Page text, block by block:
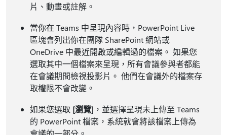
片、動畫或註解。
當你在 Teams 中呈現內容時，PowerPoint Live
區塊會列出你在團隊 SharePoint 網站或
OneDrive 中最近開啟或編輯過的檔案。 如果您
選取其中一個檔案來呈現，所有會議參與者都能
在會議期間檢視投影片。 他們在會議外的檔案存
取權限不會改變。
如果您選取 [瀏覽] ，並選擇呈現未上傳至 Teams
的 PowerPoint 檔案，系統就會將該檔案上傳為